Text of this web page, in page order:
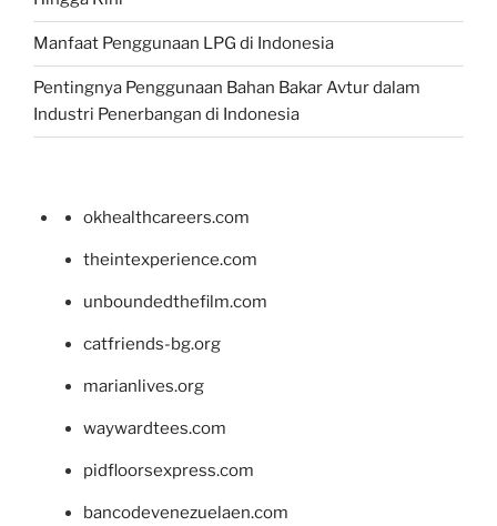
Manfaat Penggunaan LPG di Indonesia
Pentingnya Penggunaan Bahan Bakar Avtur dalam
Industri Penerbangan di Indonesia
okhealthcareers.com
theintexperience.com
unboundedthefilm.com
catfriends-bg.org
marianlives.org
waywardtees.com
pidfloorsexpress.com
bancodevenezuelaen.com